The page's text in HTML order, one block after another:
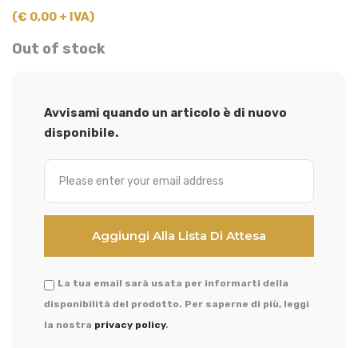
(€ 0,00 + IVA)
Out of stock
Avvisami quando un articolo è di nuovo
disponibile.
La tua email sarà usata per informarti della
disponibilità del prodotto. Per saperne di più, leggi
la nostra privacy policy.